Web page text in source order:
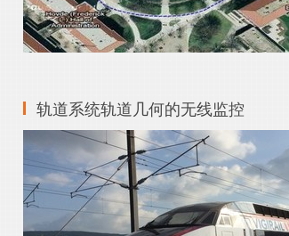
轨道系统轨道几何的无线监控